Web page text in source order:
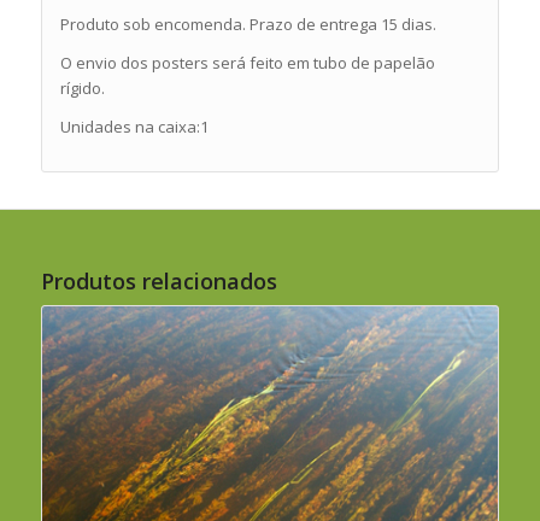
Produto sob encomenda. Prazo de entrega 15 dias.
O envio dos posters será feito em tubo de papelão
rígido.
Unidades na caixa:1
Produtos relacionados